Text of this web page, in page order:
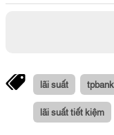
lãi suất tpbank
lãi suất tiết kiệm